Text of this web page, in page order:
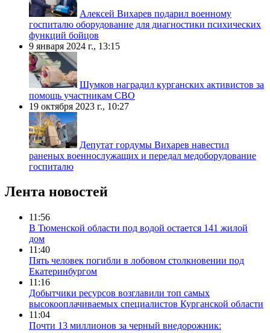
Алексей Вихарев подарил военному
госпиталю оборудование для диагностики психических
функций бойцов
9 января 2024 г., 13:15
Шумков наградил курганских активистов за
помощь участникам СВО
19 октября 2023 г., 10:27
Депутат гордумы Вихарев навестил
раненых военнослужащих и передал медоборудование
госпиталю
Лента новостей
11:56
В Тюменской области под водой остается 141 жилой
дом
11:40
Пять человек погибли в лобовом столкновении под
Екатеринбургом
11:16
Добытчики ресурсов возглавили топ самых
высокооплачиваемых специалистов Курганской области
11:04
Почти 13 миллионов за черный внедорожник: